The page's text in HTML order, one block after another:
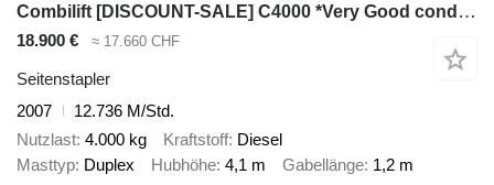
Combilift [DISCOUNT-SALE] C4000 *Very Good condition*
18.900 € ≈ 17.660 CHF
Seitenstapler
2007
12.736 M/Std.
Nutzlast 4.000 kg Kraftstoff Diesel
Masttyp Duplex Hubhöhe 4,1 m Gabellänge 1,2 m